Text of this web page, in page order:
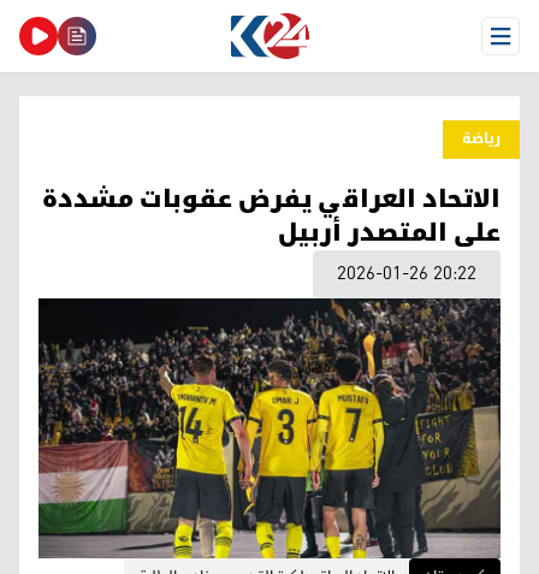
Open Menu
ریاضة
الاتحاد العراقي يفرض عقوبات مشددة
على المتصدر أربيل
2026-01-26 20:22